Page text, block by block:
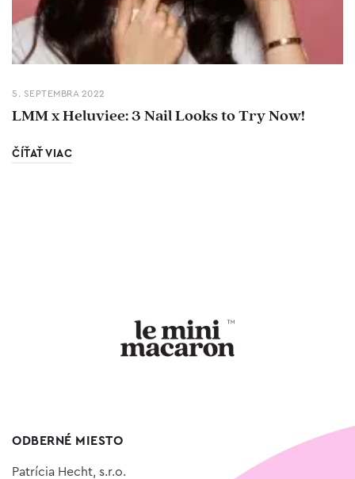
5. SEPTEMBRA 2022
LMM x Heluviee: 3 Nail Looks to Try Now!
ČÍŤAŤ VIAC
ODBERNÉ MIESTO
Patrícia Hecht, s.r.o.